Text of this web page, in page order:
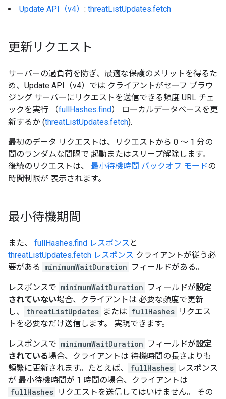
Update API（v4） : threatListUpdates.fetch
更新リクエスト
サーバーの過負荷を防ぎ、最適な保護のメリットを得るた
め、Update API（v4）では クライアントがセーフ ブラウ
ジング サーバーにリクエストを送信できる頻度 URL チェ
ックを実行 （fullHashes.find） ローカルデータベースを更
新するか (threatListUpdates.fetch).
最初のデータ リクエストは、リクエストから 0 ～ 1 分の
間のランダムな間隔で 起動またはスリープ解除します。
後続のリクエストは、 最小待機時間 バックオフ モードの
時間制限が 表示されます。
最小待機期間
また、 fullHashes.find レスポンス と
threatListUpdates.fetch レスポンス クライアントが従う必
要がある minimumWaitDuration フィールドがある。
レスポンスで minimumWaitDuration フィールドが設定
されていない場合、クライアントは 必要な頻度で更新
し、
threatListUpdates または fullHashes リクエス
トを必要なだけ送信します。 実現できます。
レスポンスで minimumWaitDuration フィールドが設定
されている場合、クライアントは 待機時間の長さよりも
頻繁に更新されます。たとえば、
fullHashes レスポンス
が 最小待機時間が 1 時間の場合、クライアントは
fullHashes リクエストを送信してはいけません。 その